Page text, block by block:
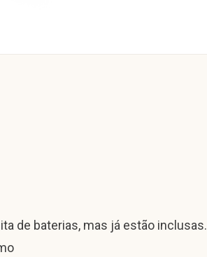
de baterias, mas já estão inclusas.